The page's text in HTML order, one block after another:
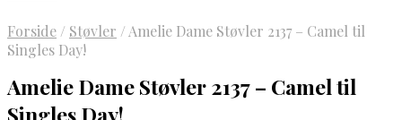
Forside / Støvler / Amelie Dame Støvler 2137 – Camel til
Singles Day!
Amelie Dame Støvler 2137 – Camel til